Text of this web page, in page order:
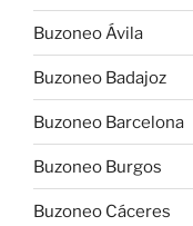
Buzoneo Ávila
Buzoneo Badajoz
Buzoneo Barcelona
Buzoneo Burgos
Buzoneo Cáceres